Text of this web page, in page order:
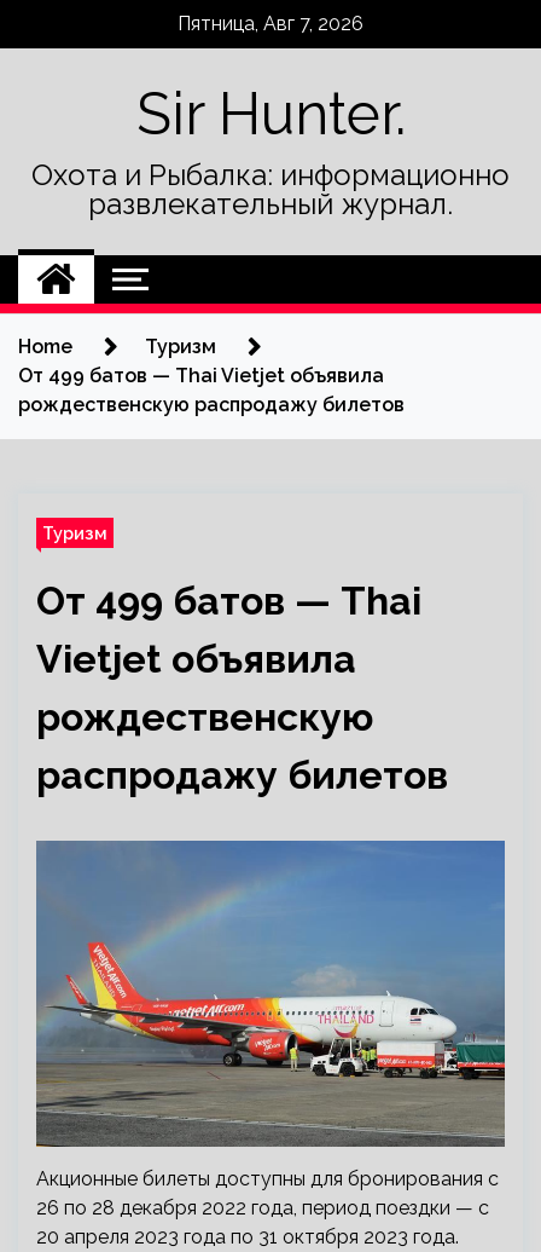
Пятница, Авг 7, 2026
Sir Hunter.
Охота и Рыбалка: информационно
развлекательный журнал.
Home
Туризм
От 499 батов — Thai Vietjet объявила
рождественскую распродажу билетов
Туризм
От 499 батов — Thai
Vietjet объявила
рождественскую
распродажу билетов
Акционные билеты доступны для бронирования с
26 по 28 декабря 2022 года, период поездки — с
20 апреля 2023 года по 31 октября 2023 года.